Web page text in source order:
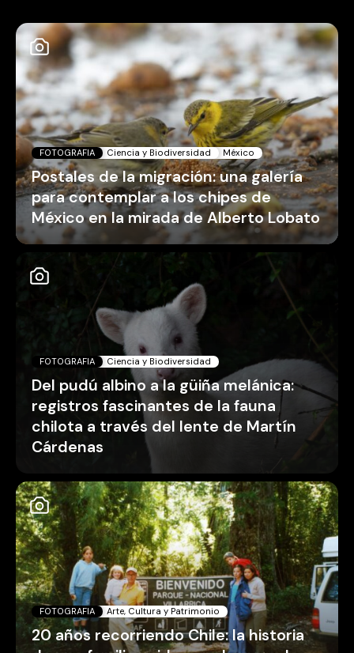
FOTOGRAFIA Ciencia y Biodiversidad México
Postales de la migración: una galería
para contemplar a los chipes de
México en la mirada de Alberto Lobato
FOTOGRAFIA Ciencia y Biodiversidad
Del pudú albino a la güiña melánica:
registros fascinantes de la fauna
chilota a través del lente de Martín
Cárdenas
FOTOGRAFIA Arte, Cultura y Patrimonio
20 años recorriendo Chile: la historia